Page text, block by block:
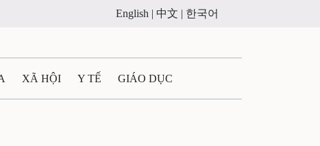
English | 中文 | 한국어
XÃ HỘI Y TẾ GIÁO DỤC